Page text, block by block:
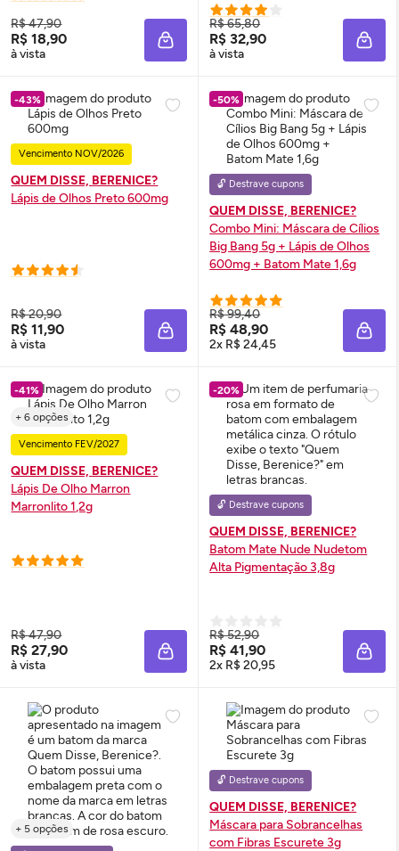
R$ 47,90
R$ 18,90
à vista ADICIONAR À SACOLA
R$ 65,80
R$ 32,90
à vista
-43%
Vencimento NOV/2026
QUEM DISSE, BERENICE?
Lápis de Olhos Preto 600mg
R$ 20,90
R$ 11,90
à vista ADICIONAR À SACOLA
-50%
🔓 Destrave cupons
QUEM DISSE, BERENICE?
Combo Mini: Máscara de Cílios
Big Bang 5g + Lápis de Olhos
600mg + Batom Mate 1,6g
R$ 99,40
R$ 48,90
2x R$ 24,45
-41%
+ 6 opções
Vencimento FEV/2027
QUEM DISSE, BERENICE?
Lápis De Olho Marron
Marronlito 1,2g
R$ 47,90
R$ 27,90
à vista ADICIONAR À SACOLA
-20%
🔓 Destrave cupons
QUEM DISSE, BERENICE?
Batom Mate Nude Nudetom
Alta Pigmentação 3,8g
R$ 52,90
R$ 41,90
2x R$ 20,95
+ 5 opções
🔓 Destrave cupons
QUEM DISSE, BERENICE?
Máscara para Sobrancelhas
com Fibras Escurete 3g